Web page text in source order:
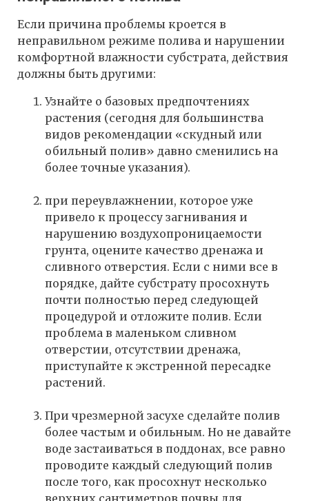
Если причина проблемы кроется в
неправильном режиме полива и нарушении
комфортной влажности субстрата, действия
должны быть другими:
Узнайте о базовых предпочтениях
растения (сегодня для большинства
видов рекомендации «скудный или
обильный полив» давно сменились на
более точные указания).
при переувлажнении, которое уже
привело к процессу загнивания и
нарушению воздухопроницаемости
грунта, оцените качество дренажа и
сливного отверстия. Если с ними все в
порядке, дайте субстрату просохнуть
почти полностью перед следующей
процедурой и отложите полив. Если
проблема в маленьком сливном
отверстии, отсутствии дренажа,
приступайте к экстренной пересадке
растений.
При чрезмерной засухе сделайте полив
более частым и обильным. Но не давайте
воде застаиваться в поддонах, все равно
проводите каждый следующий полив
после того, как просохнут несколько
верхних сантиметров почвы для